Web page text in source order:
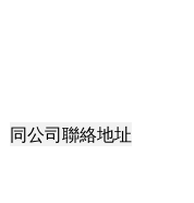
同公司聯絡地址